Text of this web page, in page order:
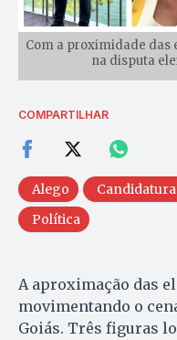
Com a proximidade das
na disputa
COMPARTILHAR
Alego
Política
A aproximação das
movimentando o
Goiás. Três figuras